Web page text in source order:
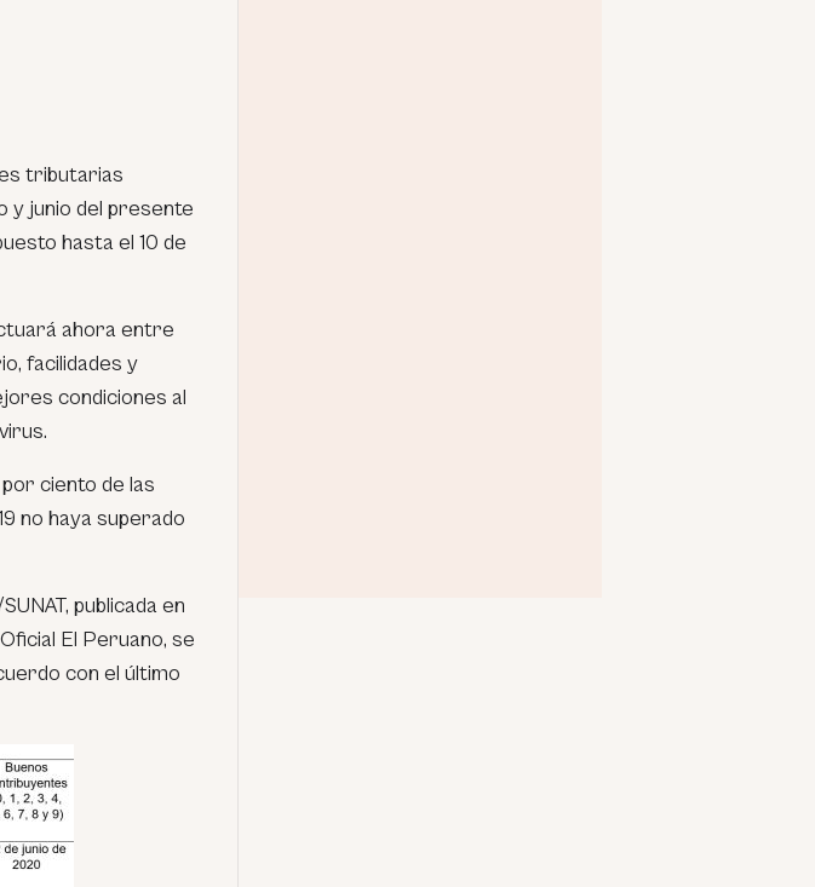
tributarias
y junio del presente
hasta el 10 de
ahora entre
facilidades y
condiciones al
ciento de las
no haya superado
publicada en
El Peruano, se
con el último